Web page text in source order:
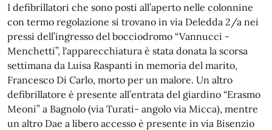
I defibrillatori che sono posti all’aperto nelle colonnine
con termo regolazione si trovano in via Deledda 2/a nei
pressi dell’ingresso del bocciodromo “Vannucci -
Menchetti”, l'apparecchiatura è stata donata la scorsa
settimana da Luisa Raspanti in memoria del marito,
Francesco Di Carlo, morto per un malore. Un altro
defibrillatore è presente all’entrata del giardino “Erasmo
Meoni” a Bagnolo (via Turati- angolo via Micca), mentre
un altro Dae a libero accesso è presente in via Bisenzio